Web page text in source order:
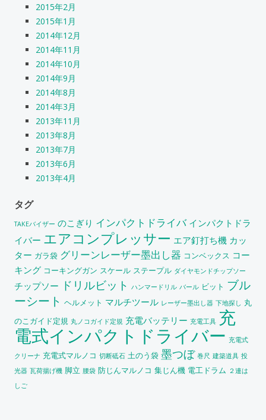
2015年2月
2015年1月
2014年12月
2014年11月
2014年10月
2014年9月
2014年8月
2014年3月
2013年11月
2013年8月
2013年7月
2013年6月
2013年4月
タグ
TAKEバイザー のこぎり インパクトドライバ インパクトドラ
イバー エアコンプレッサー エア釘打ち機 カッ
ター ガラ袋 グリーンレーザー墨出し器 コンベックス コー
キング コーキングガン スケール ステープル ダイヤモンドチップソー
チップソー ドリルビット ハンマードリル バール ビット ブル
ーシート ヘルメット マルチツール レーザー墨出し器 下地探し 丸
のこガイド定規 丸ノコガイド定規 充電バッテリー 充電工具 充
電式インパクトドライバー 充電式
クリーナ 充電式マルノコ 切断砥石 土のう袋 墨つぼ 巻尺 建築道具 投
光器 瓦荷揚げ機 脚立 腰袋 防じんマルノコ 集じん機 電工ドラム ２連は
しご